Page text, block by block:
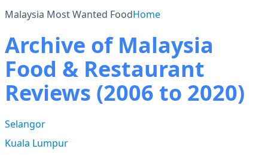
Malaysia Most Wanted FoodHome
Archive of Malaysia
Food & Restaurant
Reviews (2006 to 2020)
Selangor
Kuala Lumpur